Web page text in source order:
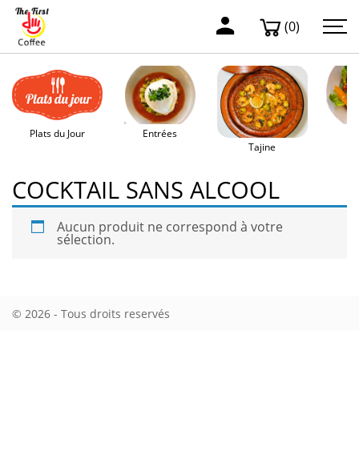
(0)
Plats du Jour
Entrées
Tajine
COCKTAIL SANS ALCOOL
Aucun produit ne correspond à votre
sélection.
© 2026 - Tous droits reservés